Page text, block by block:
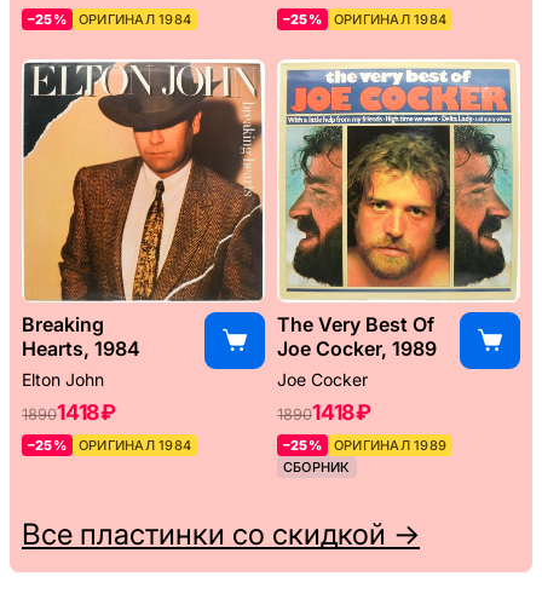
–25% ОРИГИНАЛ 1984 –25% ОРИГИНАЛ 1984
Breaking
Hearts, 1984
Elton John
18901418 ₽
–25% ОРИГИНАЛ 1984
The Very Best Of
Joe Cocker, 1989
Joe Cocker
18901418 ₽
–25%
ОРИГИНАЛ 1989
СБОРНИК
Все пластинки со скидкой →